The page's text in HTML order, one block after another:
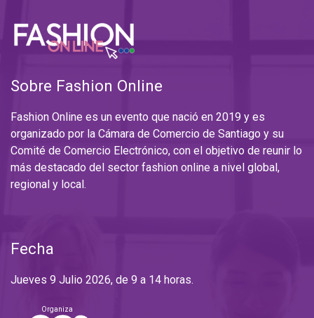
Sobre Fashion Online
Fashion Online es un evento que nació en 2019 y es
organizado por la Cámara de Comercio de Santiago y su
Comité de Comercio Electrónico, con el objetivo de reunir lo
más destacado del sector fashion online a nivel global,
regional y local.
Fecha
Jueves 9 Julio 2026, de 9 a 14 horas.
Organiza